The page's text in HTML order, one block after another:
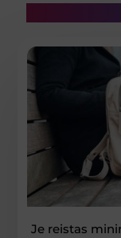
Je reistas